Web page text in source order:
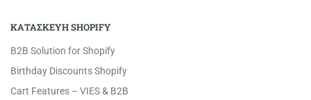
ΚΑΤΑΣΚΕΥΗ SHOPIFY
B2B Solution for Shopify
Birthday Discounts Shopify
Cart Features – VIES & B2B